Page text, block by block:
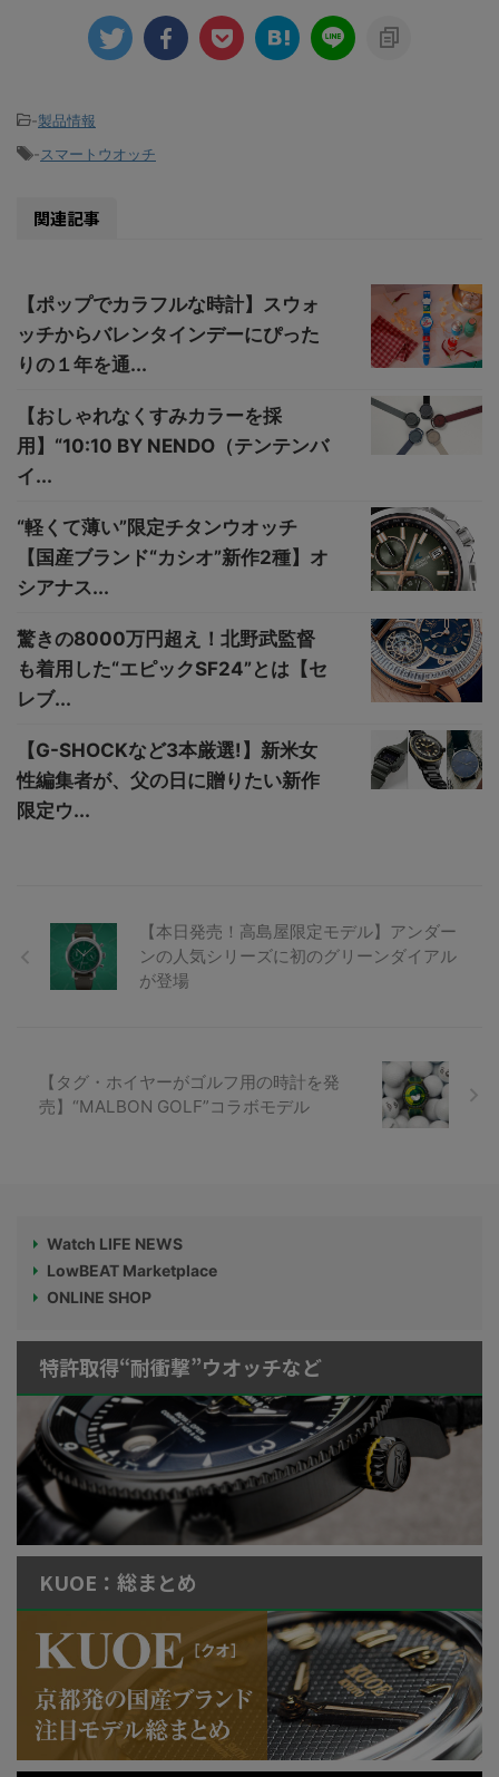
-製品情報
-スマートウオッチ
関連記事
【ポップでカラフルな時計】スウォ
ッチからバレンタインデーにぴった
りの１年を通...
【おしゃれなくすみカラーを採
用】“10:10 BY NENDO（テンテンバ
イ...
“軽くて薄い”限定チタンウオッチ
【国産ブランド“カシオ”新作2種】オ
シアナス...
驚きの8000万円超え！北野武監督
も着用した“エピックSF24”とは【セ
レブ...
【G-SHOCKなど3本厳選!】新米女
性編集者が、父の日に贈りたい新作
限定ウ...
【本日発売！高島屋限定モデル】アンダー
ンの人気シリーズに初のグリーンダイアル
が登場
【タグ・ホイヤーがゴルフ用の時計を発
売】“MALBON GOLF”コラボモデル
Watch LIFE NEWS
LowBEAT Marketplace
ONLINE SHOP
特許取得“耐衝撃”ウオッチなど
KUOE：総まとめ